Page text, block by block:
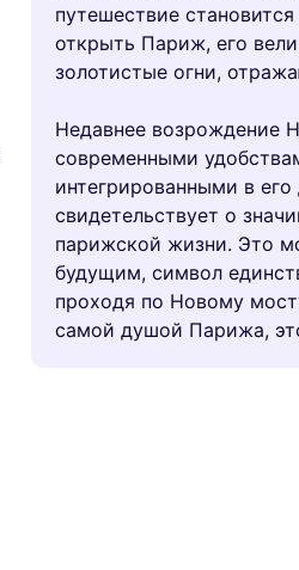
путешествие
открыть Париж, его
золотистые огни,
Недавнее возрождение
современными
интегрированными в
свидетельствует о
парижской жизни. Это
будущим, символ
проходя по Новому
самой душой Парижа,